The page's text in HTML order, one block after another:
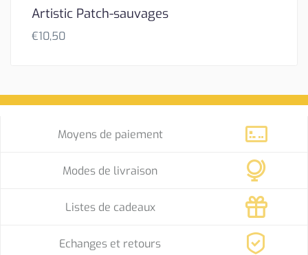
Artistic Patch-sauvages
€10,50
Moyens de paiement
Modes de livraison
Listes de cadeaux
Echanges et retours